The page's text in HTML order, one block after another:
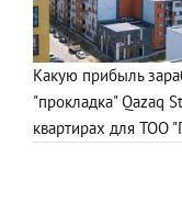
Какую прибыль
"прокладка" Qazaq
квартирах для ТОО